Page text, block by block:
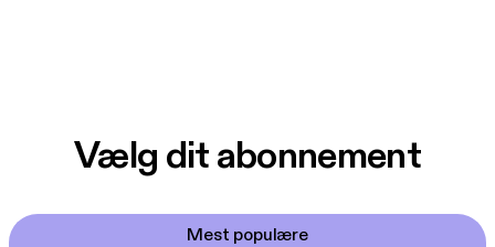
Vælg dit abonnement
Mest populære